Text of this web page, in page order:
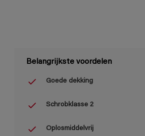
Belangrijkste voordelen
Goede dekking
Schrobklasse 2
Oplosmiddelvrij